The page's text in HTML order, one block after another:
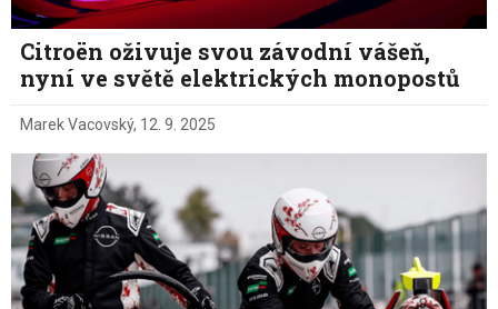
Citroën oživuje svou závodní vášeň,
nyní ve světě elektrických monopostů
Marek Vacovský, 12. 9. 2025